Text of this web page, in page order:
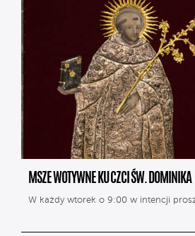
MSZE WOTYWNE KU CZCI ŚW. DOMINIKA
W każdy wtorek o 9:00 w intencji